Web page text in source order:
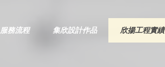
服務流程 集欣設計作品 欣揚工程實績